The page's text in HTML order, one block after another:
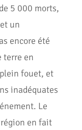
5 000 morts,
un
encore été
terre en
fouet, et
inadéquates
Le
en fait